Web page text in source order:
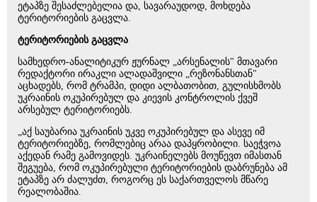
ეტაპზე შესაძლებელია და, სავარაუდოდ, მოხდება
ტერიტორიების გაცვლა.
ტერიტორიების გაცვლა
სამხედრო-ანალიტიკურ ჟურნალ „არსენალის" მთავარი
რედაქტორი ირაკლი ალადაშვილი „რეზონანსთან"
აცხადებს, რომ ტრამპი, დიდი ალბათობით, გულისხმობს
უკრაინის ოკუპირებულ და კიევის კონტროლის ქვეშ
არსებულ ტერიტორიებს.
„აქ საუბარია უკრაინის უკვე ოკუპირებულ და ასევე იმ
ტერიტორიებზე, რომლებიც არაა დაპყრობილი. საეჭვოა
აქედან რამე გამოვიდეს. უკრაინელებს მოუწევთ იმასთან
შეგუება, რომ ოკუპირებული ტერიტორიების დაბრუნება ამ
ეტაპზე არ ძალუძთ, როგორც ეს საქართველოს მწარე
რეალობაშია.